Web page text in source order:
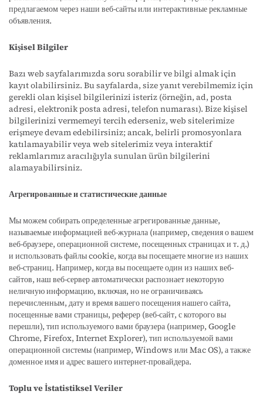
предлагаемом через наши веб-сайты или интерактивные рекламные
объявления.
Kişisel Bilgiler
Bazı web sayfalarımızda soru sorabilir ve bilgi almak için
kayıt olabilirsiniz. Bu sayfalarda, size yanıt verebilmemiz için
gerekli olan kişisel bilgilerinizi isteriz (örneğin, ad, posta
adresi, elektronik posta adresi, telefon numarası). Bize kişisel
bilgilerinizi vermemeyi tercih ederseniz, web sitelerimize
erişmeye devam edebilirsiniz; ancak, belirli promosyonlara
katılamayabilir veya web sitelerimiz veya interaktif
reklamlarımız aracılığıyla sunulan ürün bilgilerini
alamayabilirsiniz.
Агрегированные и статистические данные
Мы можем собирать определенные агрегированные данные,
называемые информацией веб-журнала (например, сведения о вашем
веб-браузере, операционной системе, посещенных страницах и т. д.)
и использовать файлы cookie, когда вы посещаете многие из наших
веб-страниц. Например, когда вы посещаете один из наших веб-
сайтов, наш веб-сервер автоматически распознает некоторую
неличную информацию, включая, но не ограничиваясь
перечисленным, дату и время вашего посещения нашего сайта,
посещенные вами страницы, реферер (веб-сайт, с которого вы
перешли), тип используемого вами браузера (например, Google
Chrome, Firefox, Internet Explorer), тип используемой вами
операционной системы (например, Windows или Mac OS), а также
доменное имя и адрес вашего интернет-провайдера.
Toplu ve İstatistiksel Veriler